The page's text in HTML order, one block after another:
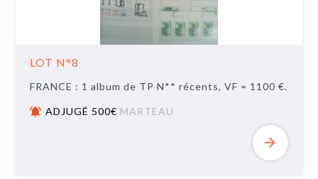
LOT N°8
FRANCE : 1 album de TP N** récents, VF = 1100 €.
ADJUGÉ 500€ MARTEAU